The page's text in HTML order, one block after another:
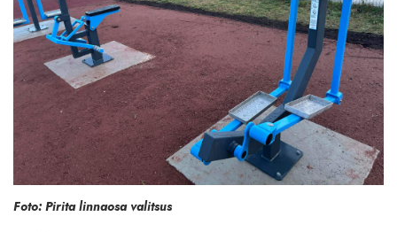
Foto: Pirita linnaosa valitsus